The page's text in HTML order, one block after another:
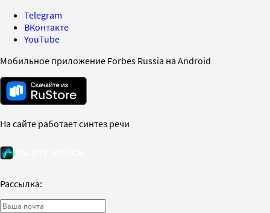
Telegram
ВКонтакте
YouTube
Мобильное приложение Forbes Russia на Android
На сайте работает синтез речи
Рассылка: